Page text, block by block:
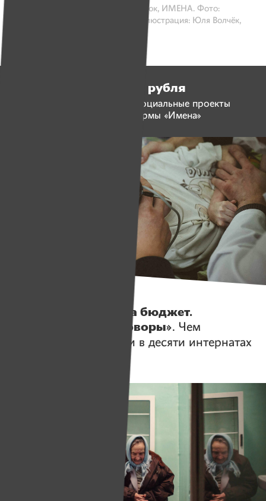
1 июля 2020 / Текст: Катерина Синюк, ИМЕНА. Фото:
Александр Васюкович, ИМЕНА. Иллюстрация: Юля Волчёк,
6 992 773 рубля
люди перечислили на социальные проекты
и работу платформы «Имена»
«Детям — питание за бюджет.
Чиновникам — выговоры». Чем
закончились проверки в десяти интернатах